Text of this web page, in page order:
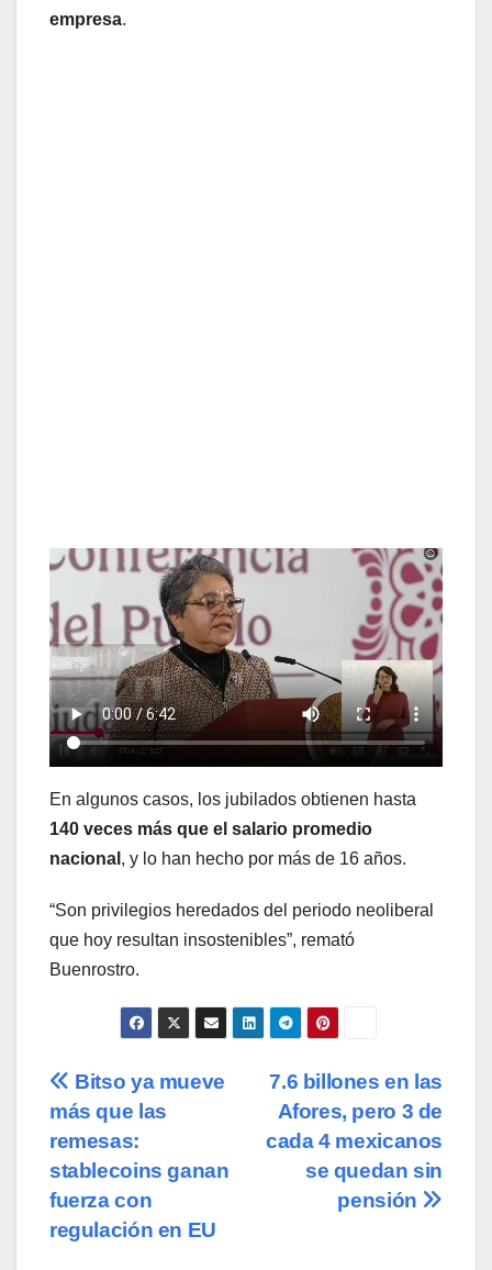
empresa.
En algunos casos, los jubilados obtienen hasta
140 veces más que el salario promedio
nacional , y lo han hecho por más de 16 años.
“Son privilegios heredados del periodo neoliberal
que hoy resultan insostenibles”, remató
Buenrostro.
Navegación
de
entradas
7.6 billones en las
Afores, pero 3 de
cada 4 mexicanos
se quedan sin
pensión
Bitso ya mueve
más que las
remesas:
stablecoins ganan
fuerza con
regulación en EU